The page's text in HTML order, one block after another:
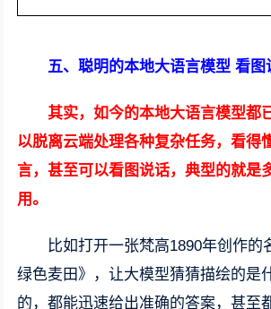
五、聪明的本地大语言模型 看图
其实，如今的本地大语言模型都
以脱离云端处理各种复杂任务，看得
言，甚至可以看图说话，典型的就是
用。
比如打开一张梵高1890年创作的
绿色麦田》，让大模型猜猜描绘的是
的，都能迅速给出准确的答案，甚至